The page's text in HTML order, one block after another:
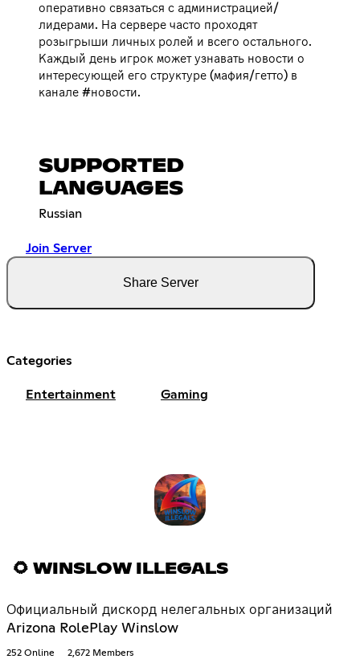
оперативно связаться с администрацией/
лидерами. На сервере часто проходят
розыгрыши личных ролей и всего остального.
Каждый день игрок может узнавать новости о
интересующей его структуре (мафия/гетто) в
канале #новости.
SUPPORTED
LANGUAGES
Russian
Join Server
Share Server
Categories
Entertainment Gaming
🌻 WINSLOW ILLEGALS
Официальный дискорд нелегальных организаций
Arizona RolePlay Winslow
252 Online 2,672 Members